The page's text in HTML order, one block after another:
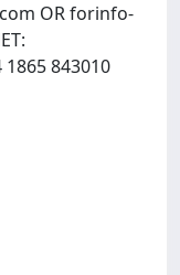
ORforinfo-